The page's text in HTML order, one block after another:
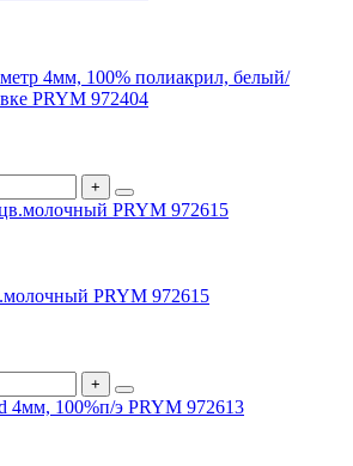
4мм, 100% полиакрил, белый/
PRYM 972404
PRYM 972615